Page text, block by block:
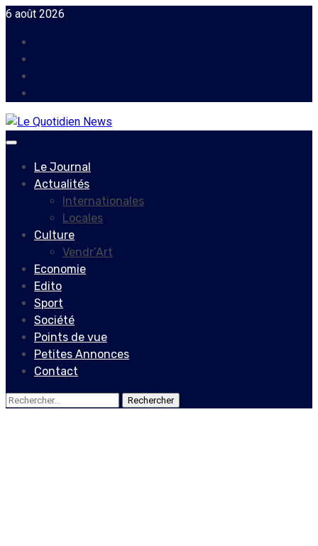
Skip
content
6 août 2026
Primary
Le Journal
Actualités
Internationales
Locales
Culture
Vendr’Art
Economie
Edito
Sport
Société
Points de vue
Petites Annonces
Contact
Rechercher :